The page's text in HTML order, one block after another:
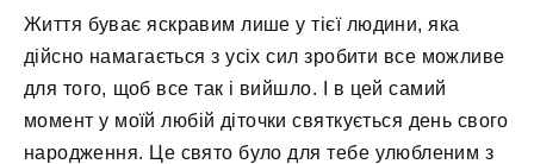
Життя буває яскравим лише у тієї людини, яка
дійсно намагається з усіх сил зробити все можливе
для того, щоб все так і вийшло. І в цей самий
момент у моїй любій діточки святкується день свого
народження. Це свято було для тебе улюбленим з